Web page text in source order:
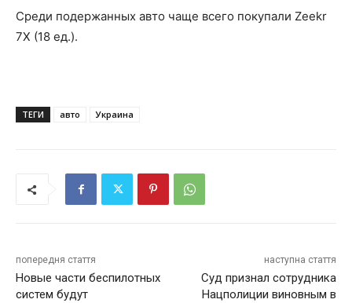
Среди подержанных авто чаще всего покупали Zeekr
7X (18 ед.).
ТЕГИ авто Украина
попередня стаття
Новые части беспилотных
систем будут
наступна стаття
Суд признал сотрудника
Нацполиции виновным в